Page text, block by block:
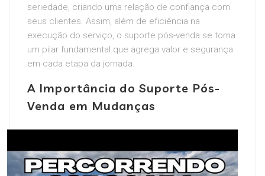
seriedade, criando uma relação de confiança com
seus clientes. Assim, além de eficiência na
execução do serviço, o suporte pós-venda se torna
um pilar fundamental que agrega valor e segurança
em cada etapa da jornada.
A Importância do Suporte Pós-
Venda em Mudanças